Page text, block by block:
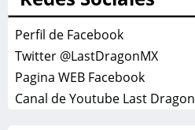
Perfil de Facebook
Twitter @LastDragonMX
Pagina WEB Facebook
Canal de Youtube Last Dragon